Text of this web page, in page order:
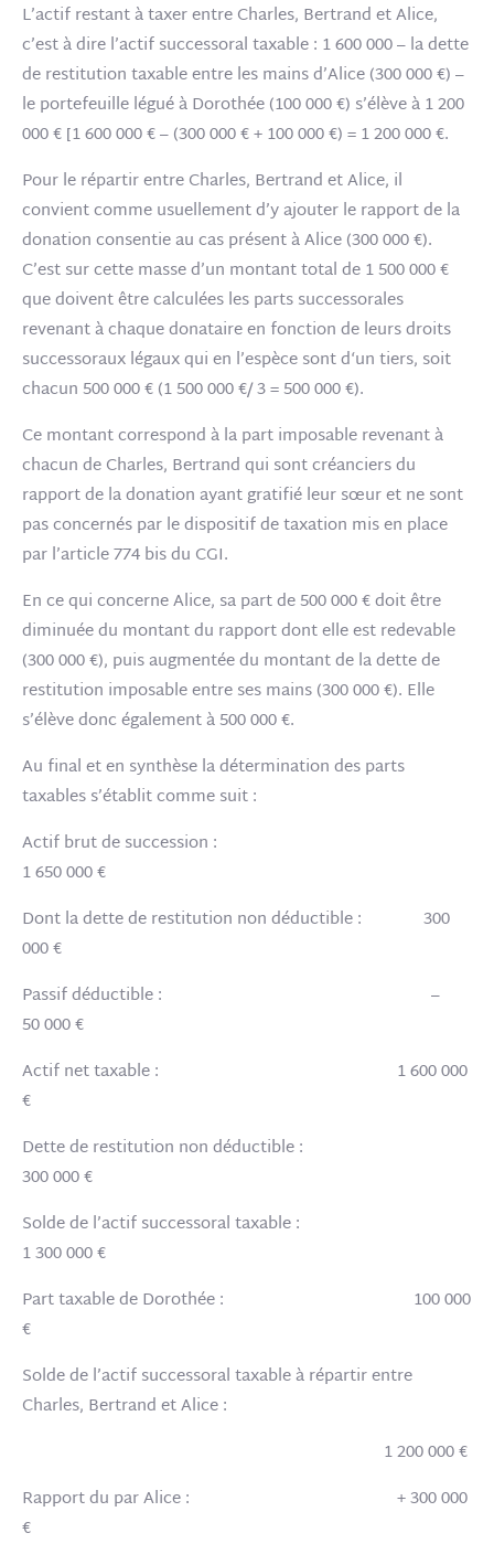
L’actif restant à taxer entre Charles, Bertrand et Alice,
c’est à dire l’actif successoral taxable : 1 600 000 – la dette
de restitution taxable entre les mains d’Alice (300 000 €) –
le portefeuille légué à Dorothée (100 000 €) s’élève à 1 200
000 € [1 600 000 € – (300 000 € + 100 000 €) = 1 200 000 €.
Pour le répartir entreCharles, Bertrandet Alice, il
convient comme usuellement d’y ajouter le rapport de la
donation consentie au cas présent à Alice (300 000 €).
C’est sur cette masse d’un montant total de 1 500 000 €
que doivent être calculées les parts successorales
revenant à chaque donataire en fonction de leurs droits
successoraux légaux qui en l’espèce sont d‘un tiers, soit
chacun 500 000 € (1 500 000 €/ 3 = 500 000 €).
Ce montant correspond à la part imposable revenant à
chacun de Charles, Bertrand qui sont créanciers du
rapport de la donation ayant gratifié leur sœur et ne sont
pas concernés par le dispositif de taxation mis en place
par l’article 774 bis du CGI.
En ce qui concerne Alice, sa part de 500 000 € doit être
diminuée du montant du rapport dont elle est redevable
(300 000 €), puis augmentée du montant de la dette de
restitution imposable entre ses mains (300 000 €). Elle
s’élève donc également à 500 000 €.
Au final et en synthèse la détermination des parts
taxables s’établit comme suit :
Actif brut de succession :
1 650 000 €
Dont la dette de restitution non déductible : 300
000 €
Passif déductible : –
50 000 €
Actif net taxable : 1 600 000
€
Dette de restitution non déductible :
300 000 €
Soldede l’actif successoral taxable:
1 300 000 €
Part taxable de Dorothée : 100 000
€
Solde de l’actif successoral taxable à répartir entre
Charles, Bertrand et Alice :
1 200 000 €
Rapport du par Alice : + 300 000
€